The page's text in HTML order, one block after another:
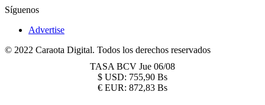
Síguenos
Advertise
© 2022 Caraota Digital. Todos los derechos reservados
TASA BCV Jue 06/08
$ USD: 755,90 Bs
€ EUR: 872,83 Bs